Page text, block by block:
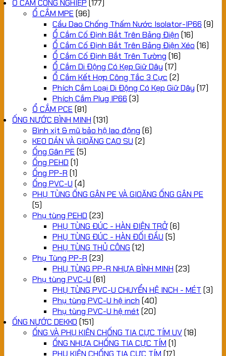
Ổ CẮM CÔNG NGHIỆP (177)
Ổ CẮM MPE (96)
Cầu Dao Chống Thấm Nước Isolator-IP66 (9)
Ổ Cắm Cố Định Bắt Trên Bảng Điện (16)
Ổ Cắm Cố Định Bắt Trên Bảng Điện Xéo (16)
Ổ Cắm Cố Định Bắt Trên Tường (16)
Ổ Cắm Di Động Có Kẹp Giữ Dây (17)
Ổ Cắm Kết Hợp Công Tắc 3 Cực (2)
Phích Cắm Loại Di Động Có Kẹp Giữ Dây (17)
Phích Cắm Plug IP66 (3)
Ổ CẮM PCE (81)
ỐNG NƯỚC BÌNH MINH (131)
Bình xịt & mũ bảo hộ lao động (6)
KEO DÁN VÀ GIOĂNG CAO SU (2)
Ống Gân PE (5)
Ống PEHD (1)
Ống PP-R (1)
Ống PVC-U (4)
PHỤ TÙNG ỐNG GÂN PE VÀ GIOĂNG ỐNG GÂN PE
(5)
Phụ tùng PEHD (23)
PHỤ TÙNG ĐÚC - HÀN ĐIỆN TRỞ(6)
PHỤ TÙNG ĐÚC - HÀN ĐỐI ĐẦU (5)
PHỤ TÙNG THỦ CÔNG (12)
Phụ Tùng PP-R (23)
PHỤ TÙNG PP-R NHỰA BÌNH MINH (23)
Phụ tùng PVC-U (61)
PHỤ TÙNG PVC-U CHUYỂN HỆ INCH - MÉT (3)
Phụ tùng PVC-U hệ inch (40)
Phụ tùng PVC-U hệ mét (20)
ỐNG NƯỚC DEKKO (151)
ỐNG VÀ PHỤ KIỆN CHỐNG TIA CỰC TÍM UV(18)
ỐNG NHỰA CHỐNG TIA CỰC TÍM (1)
PHỤ KIỆN CHỐNG TIA CỰC TÍM (17)